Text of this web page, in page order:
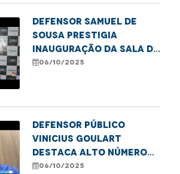
Defensor Samuel de
Sousa prestigia
inauguração da sala da
DPU em Balsas
06/10/2025
Defensor público
Vinicius Goulart
destaca alto número
de atendimentos a
06/10/2025